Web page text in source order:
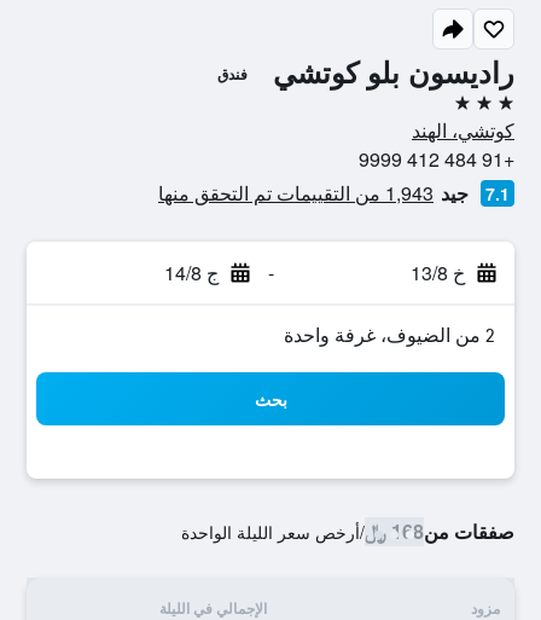
راديسون بلو كوتشي فندق
3 نجوم
كوتشي، الهند
+91 484 412 9999
7.1 جيد 1,943 من التقييمات تم التحقق منها
خ 13/8 - ج 14/8
2 من الضيوف، غرفة واحدة
بحث
صفقات من168 ﷼ /أرخص سعر الليلة الواحدة
مزود الإجمالي في الليلة